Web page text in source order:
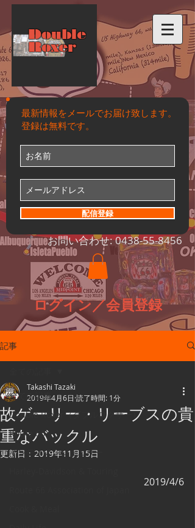
Double
Roxer
お問い合わせ:0438-55-8456
最新情報をメールでお届け致します。
登録は無料です。
配信登録
ログイン／会員登録
記事
全ての記事
Double Roxer（ダブルロクサー）
Route 66
インディアンジュエリー
故ゲーリー・リーブスの貴
重なバックル
Takashi Tazaki
2019年4月6日 読了時間: 1分
更新日： 2019年11月15日
2019/4/6